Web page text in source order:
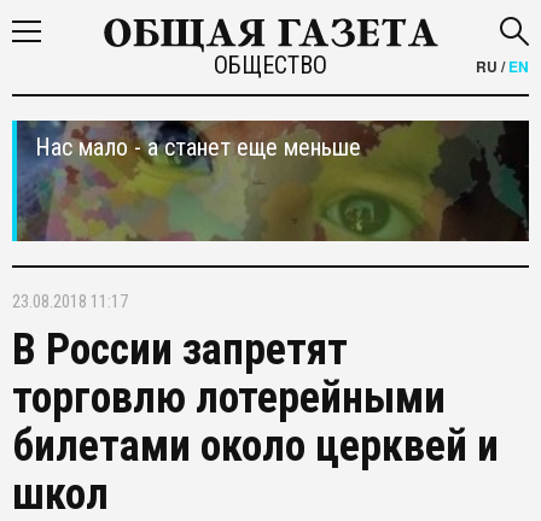
ОБЩЕСТВО RU /EN
Нас мало - а станет еще меньше
23.08.2018 11:17
В России запретят
торговлю лотерейными
билетами около церквей и
школ